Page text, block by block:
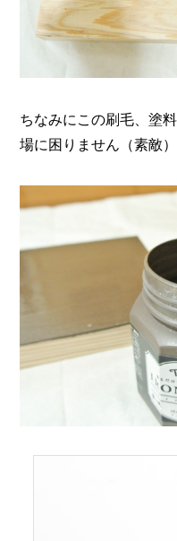
ちなみにこの刷毛、塗
場に困りません（素敵）